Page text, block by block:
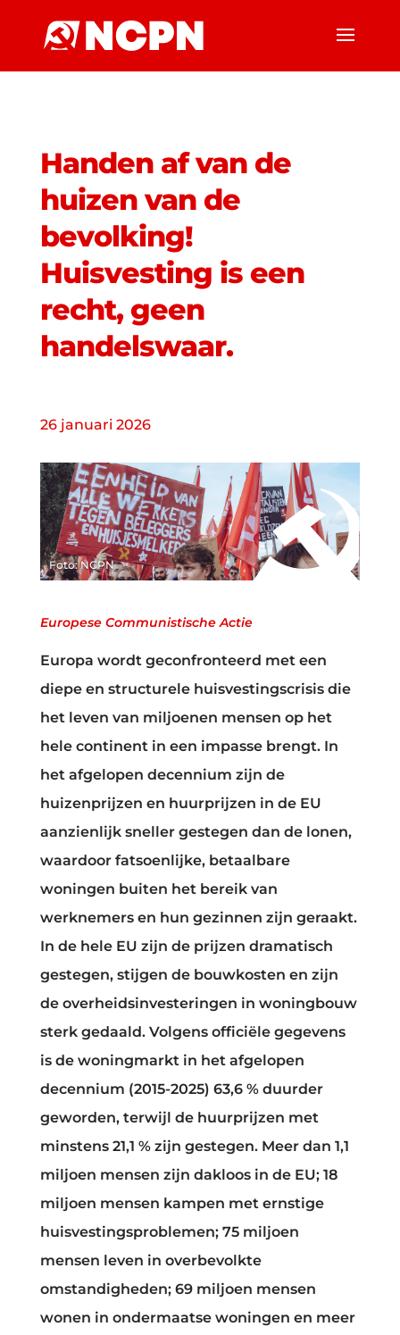
Handen af van de
huizen van de
bevolking!
Huisvesting is een
recht, geen
handelswaar.
26 januari 2026
Foto: NCPN
Europese Communistische Actie
Europa wordt geconfronteerd met een
diepe en structurele huisvestingscrisis die
het leven van miljoenen mensen op het
hele continent in een impasse brengt. In
het afgelopen decennium zijn de
huizenprijzen en huurprijzen in de EU
aanzienlijk sneller gestegen dan de lonen,
waardoor fatsoenlijke, betaalbare
woningen buiten het bereik van
werknemers en hun gezinnen zijn geraakt.
In de hele EU zijn de prijzen dramatisch
gestegen, stijgen de bouwkosten en zijn
de overheidsinvesteringen in woningbouw
sterk gedaald. Volgens officiële gegevens
is de woningmarkt in het afgelopen
decennium (2015-2025) 63,6 % duurder
geworden, terwijl de huurprijzen met
minstens 21,1 % zijn gestegen. Meer dan 1,1
miljoen mensen zijn dakloos in de EU; 18
miljoen mensen kampen met ernstige
huisvestingsproblemen; 75 miljoen
mensen leven in overbevolkte
omstandigheden; 69 miljoen mensen
wonen in ondermaatse woningen en meer